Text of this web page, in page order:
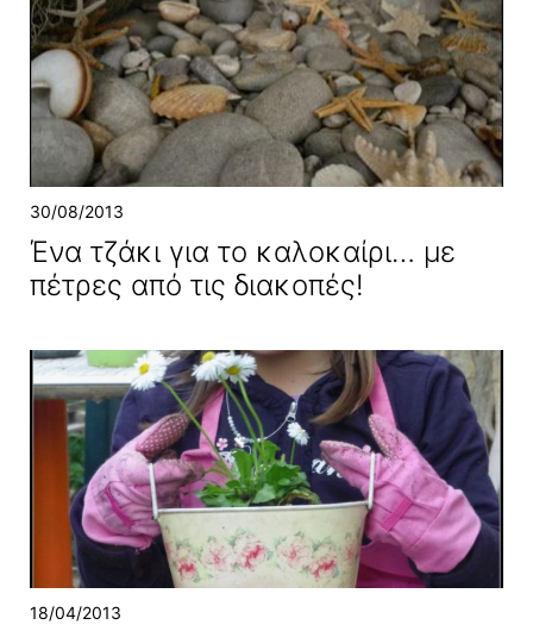
30/08/2013
Ένα τζάκι για το καλοκαίρι… με
πέτρες από τις διακοπές!
18/04/2013